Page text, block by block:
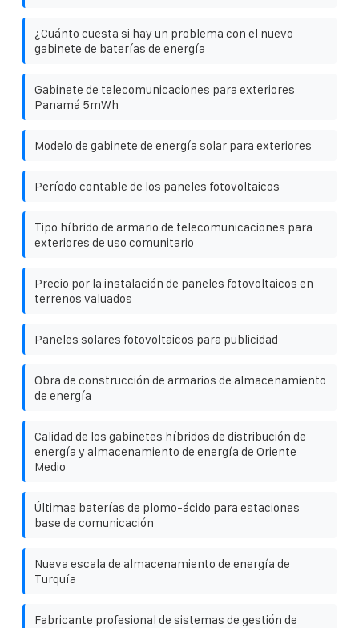
¿Cuánto cuesta si hay un problema con el nuevo
gabinete de baterías de energía
Gabinete de telecomunicaciones para exteriores
Panamá 5mWh
Modelo de gabinete de energía solar para exteriores
Período contable de los paneles fotovoltaicos
Tipo híbrido de armario de telecomunicaciones para
exteriores de uso comunitario
Precio por la instalación de paneles fotovoltaicos en
terrenos valuados
Paneles solares fotovoltaicos para publicidad
Obra de construcción de armarios de almacenamiento
de energía
Calidad de los gabinetes híbridos de distribución de
energía y almacenamiento de energía de Oriente
Medio
Últimas baterías de plomo-ácido para estaciones
base de comunicación
Nueva escala de almacenamiento de energía de
Turquía
Fabricante profesional de sistemas de gestión de